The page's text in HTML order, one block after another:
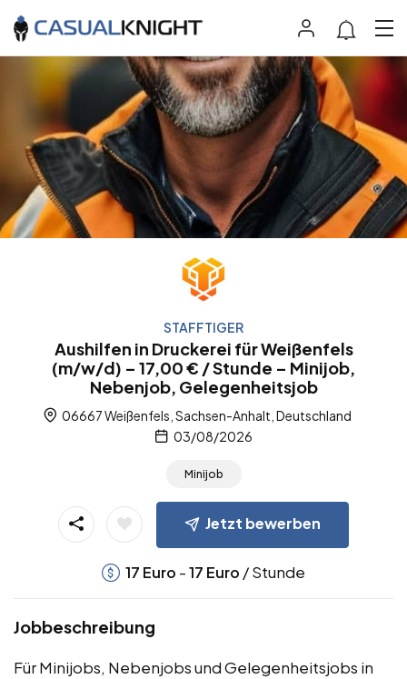
STAFFTIGER
Aushilfen in Druckerei für Weißenfels
(m/w/d) – 17,00 € / Stunde – Minijob,
Nebenjob, Gelegenheitsjob
06667 Weißenfels, Sachsen-Anhalt, Deutschland
03/08/2026
Minijob
Jetzt bewerben
17 Euro -17 Euro / Stunde
Jobbeschreibung
Für Minijobs, Nebenjobs und Gelegenheitsjobs in